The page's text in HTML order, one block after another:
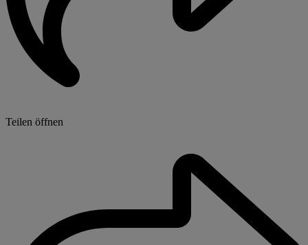
Teilen öffnen